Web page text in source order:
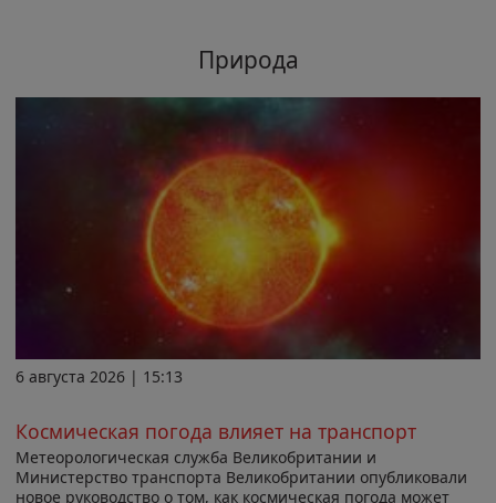
Природа
6 августа 2026 | 15:13
Космическая погода влияет на транспорт
Метеорологическая служба Великобритании и
Министерство транспорта Великобритании опубликовали
новое руководство о том, как космическая погода может